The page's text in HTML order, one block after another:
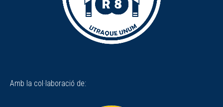
Amb la col·laboració de: